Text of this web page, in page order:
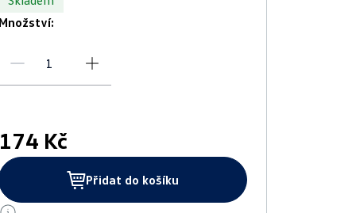
Množství:
174 Kč
Přidat do košíku